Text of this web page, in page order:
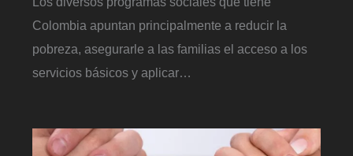
Colombia apuntan principalmente a reducir la
pobreza, asegurarle a las familias el acceso a los
servicios básicos y aplicar…